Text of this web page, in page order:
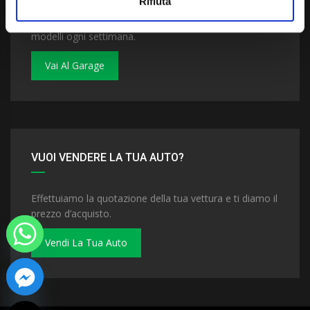
Dai un'occhiata al nostro garage. Troverai nuovi
modelli ogni settimana.
Vai Al Garage
VUOI VENDERE LA TUA AUTO?
Effettuiamo la quotazione della tua vettura e ti diamo il
prezzo d’acquisto.
Vendi La Tua Auto